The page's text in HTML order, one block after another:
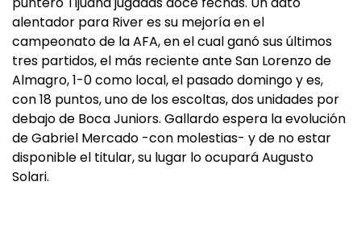
alentador para River es su mejoría en el
campeonato de la AFA, en el cual ganó sus últimos
tres partidos, el más reciente ante San Lorenzo de
Almagro, 1-0 como local, el pasado domingo y es,
con 18 puntos, uno de los escoltas, dos unidades por
debajo de Boca Juniors. Gallardo espera la evolución
de Gabriel Mercado -con molestias- y de no estar
disponible el titular, su lugar lo ocupará Augusto
Solari.